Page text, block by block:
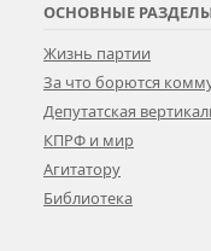
ОСНОВНЫЕ
Жизнь партии
За что борются
Депутатская
КПРФ и мир
Агитатору
Библиотека